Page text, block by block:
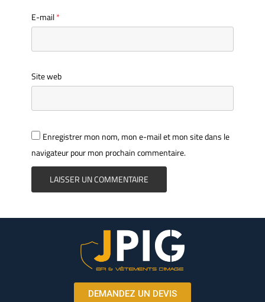
E-mail*
Site web
Enregistrer mon nom, mon e-mail et mon site dans le
navigateur pour mon prochain commentaire.
DEMANDEZ UN DEVIS